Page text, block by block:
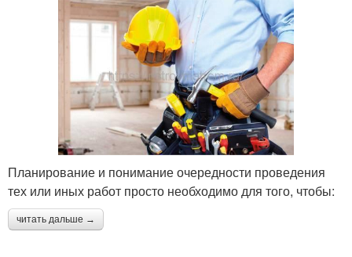
Планирование и понимание очередности проведения
тех или иных работ просто необходимо для того, чтобы:
читать дальше →